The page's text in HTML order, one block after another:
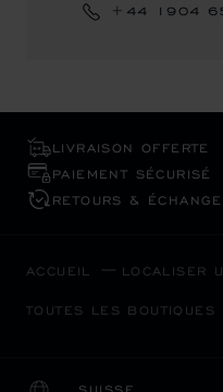
+44 1904
LIVRAISON OFFERTE
PAIEMENT SÉCURISÉ
RETOURS &
ACCUEIL LOCALISER
TOUTES LES BOUTIQUES